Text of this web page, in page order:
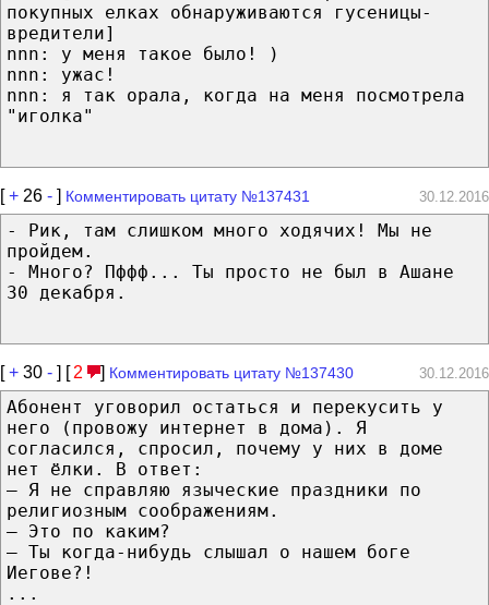
покупных елках обнаруживаются гусеницы-
вредители]
nnn: у меня такое было! )
nnn: ужас!
nnn: я так орала, когда на меня посмотрела
"иголка"
[+ 26 - ] Комментировать цитату №137431 30.12.2016
- Рик, там слишком много ходячих! Мы не
пройдем.
- Много? Пффф... Ты просто не был в Ашане
30 декабря.
[+ 30 - ] [ 2 ] Комментировать цитату №137430 30.12.2016
Абонент уговорил остаться и перекусить у
него (провожу интернет в дома). Я
согласился, спросил, почему у них в доме
нет ёлки. В ответ:
— Я не справляю языческие праздники по
религиозным соображениям.
— Это по каким?
— Ты когда-нибудь слышал о нашем боге
Иегове?!
...